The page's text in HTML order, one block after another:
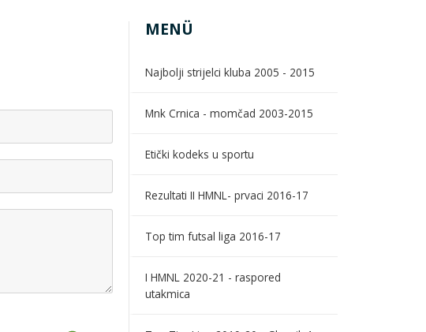
MENÜ
Najbolji strijelci kluba 2005 - 2015
Mnk Crnica - momčad 2003-2015
Etički kodeks u sportu
Rezultati II HMNL- prvaci 2016-17
Top tim futsal liga 2016-17
I HMNL 2020-21 - raspored
utakmica